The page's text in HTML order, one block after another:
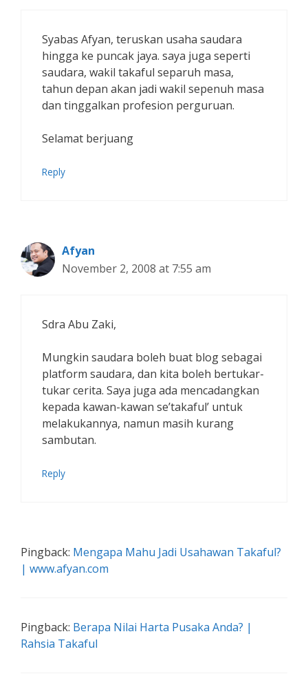
Syabas Afyan, teruskan usaha saudara
hingga ke puncak jaya. saya juga seperti
saudara, wakil takaful separuh masa,
tahun depan akan jadi wakil sepenuh masa
dan tinggalkan profesion perguruan.
Selamat berjuang
Reply
Afyan
November 2, 2008 at 7:55 am
Sdra Abu Zaki,
Mungkin saudara boleh buat blog sebagai
platform saudara, dan kita boleh bertukar-
tukar cerita. Saya juga ada mencadangkan
kepada kawan-kawan se’takaful’ untuk
melakukannya, namun masih kurang
sambutan.
Reply
Pingback: Mengapa Mahu Jadi Usahawan Takaful?
| www.afyan.com
Pingback: Berapa Nilai Harta Pusaka Anda? |
Rahsia Takaful